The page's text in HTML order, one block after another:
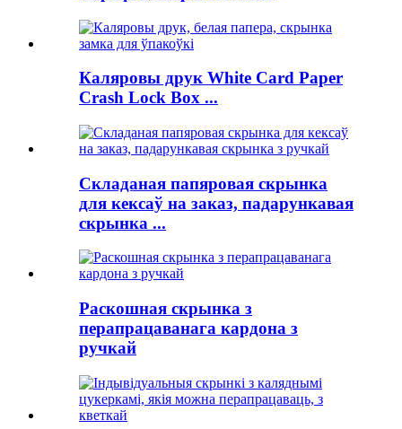
Каляровы друк White Card Paper
Crash Lock Box ...
Складаная папяровая скрынка
для кексаў на заказ, падарункавая
скрынка ...
Раскошная скрынка з
перапрацаванага кардона з
ручкай